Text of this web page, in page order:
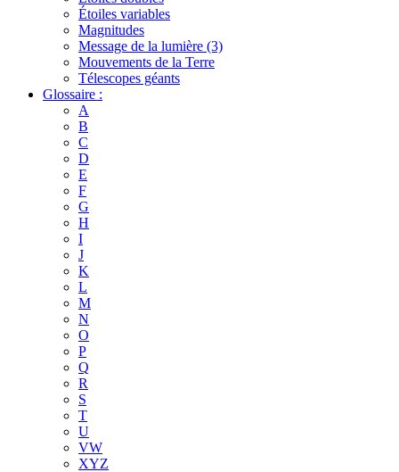
Étoiles variables
Magnitudes
Message de la lumière (3)
Mouvements de la Terre
Télescopes géants
Glossaire :
A
B
C
D
E
F
G
H
I
J
K
L
M
N
O
P
Q
R
S
T
U
VW
XYZ